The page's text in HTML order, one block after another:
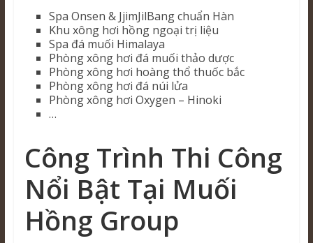
Spa Onsen & JjimJilBang chuẩn Hàn
Khu xông hơi hồng ngoại trị liệu
Spa đá muối Himalaya
Phòng xông hơi đá muối thảo dược
Phòng xông hơi hoàng thổ thuốc bắc
Phòng xông hơi đá núi lửa
Phòng xông hơi Oxygen – Hinoki
…
Công Trình Thi Công
Nổi Bật Tại Muối
Hồng Group